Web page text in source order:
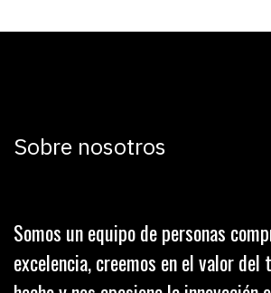
Sobre nosotros
Somos un equipo de personas
excelencia, creemos en el valor del